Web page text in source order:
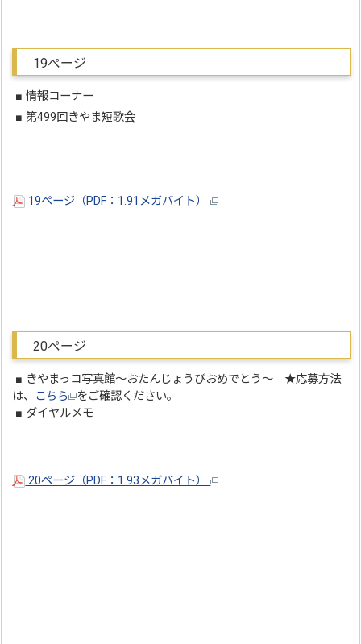
19ぺージ
■ 情報コーナー
■ 第499回きやま短歌会
19ページ（PDF：1.91メガバイト）
20ページ
■ きやまっコ写真館～おたんじょうびおめでとう～ ★応募方法
は、 こちら
をご確認ください。
■ ダイヤルメモ
20ページ（PDF：1.93メガバイト）